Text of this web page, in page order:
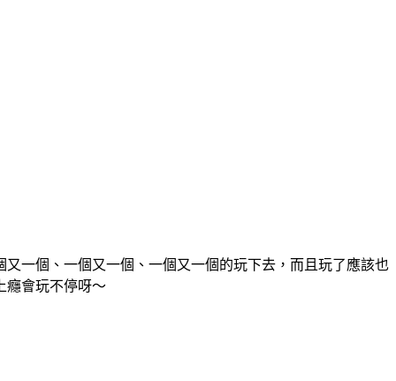
一個、一個又一個、一個又一個的玩下去，而且玩了應該也
癮會玩不停呀～